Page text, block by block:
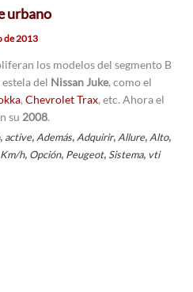
urbano
de 2013
los modelos del segmento B
del Nissan Juke, como el
,Chevrolet Trax, etc. Ahora el
su 2008.
, active,Además,Adquirir,Allure,Alto,
Km/h, Opción, Peugeot, Sistema, vti